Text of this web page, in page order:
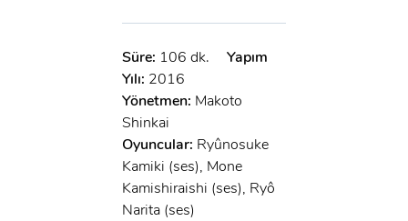
Süre: 106 dk.
Yapım
Yılı: 2016
Yönetmen: Makoto
Shinkai
Oyuncular: Ryûnosuke
Kamiki (ses), Mone
Kamishiraishi (ses), Ryô
Narita (ses)